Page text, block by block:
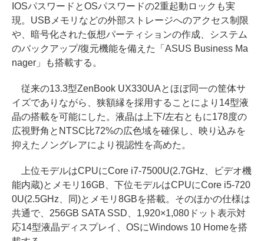
IOSパスワードとOSパスワードの2重起動ロックも実
現。USBメモリなどの外部ストレージへのアクセス制限
や、暗号化された仮想パーティションの作成、システム
のバックアップ/復元機能を備えた「ASUS Business Ma
nager」も搭載する。
従来の13.3型ZenBook UX330UAとほぼ同一の筐体サ
イズでありながら、狭額縁を採用することにより14型液
晶の搭載を可能にした。液晶は上下/左右ともに178度の
広視野角とNTSC比72%の広色域を確保し、映り込みを
抑えたノングレアにより視認性を高めた。
上位モデルはCPUにCore i7-7500U(2.7GHz、ビデオ機
能内蔵)とメモリ16GB、下位モデルはCPUにCore i5-720
0U(2.5GHz、同)とメモリ8GBを搭載。そのほかの仕様は
共通で、256GB SATA SSD、1,920×1,080ドット表示対
応14型液晶ディスプレイ、OSにWindows 10 Homeを搭